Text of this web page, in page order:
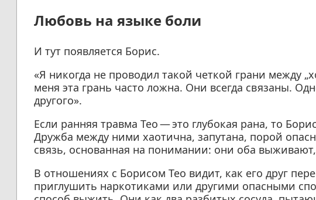
Любовь на языке боли
И тут появляется Борис.
«Я никогда не проводил такой четкой грани между
меня эта грань часто ложна. Они всегда связаны.
другого».
Если ранняя травма Тео — это глубокая рана, то
Дружба между ними хаотична, запутана, порой
связь, основанная на понимании: они оба выживают,
В отношениях с Борисом Тео видит, как его друг
приглушить наркотиками или другими опасными